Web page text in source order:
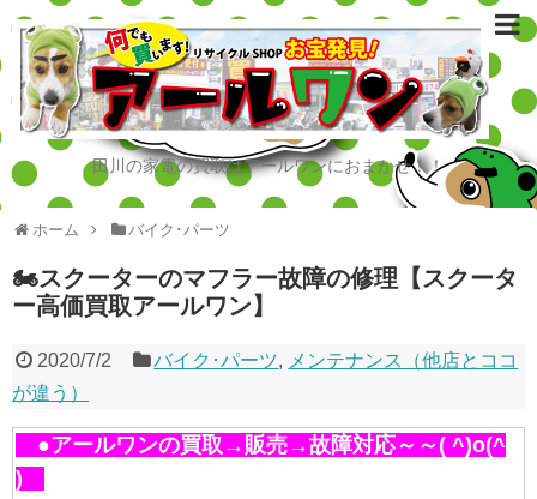
田川の家電の買取はアールワンにおまかせ！！
ホーム バイク･パーツ
🏍スクーターのマフラー故障の修理【スクータ
ー高価買取アールワン】
2020/7/2 バイク･パーツ, メンテナンス（他店とココ
が違う）
●アールワンの買取→販売→故障対応～～( ^)o(^
)